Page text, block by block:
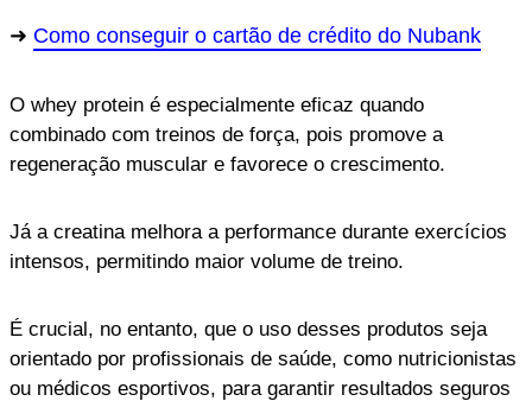
Como conseguir o cartão de crédito do Nubank
O whey protein é especialmente eficaz quando
combinado com treinos de força, pois promove a
regeneração muscular e favorece o crescimento.
Já a creatina melhora a performance durante exercícios
intensos, permitindo maior volume de treino.
É crucial, no entanto, que o uso desses produtos seja
orientado por profissionais de saúde, como nutricionistas
ou médicos esportivos, para garantir resultados seguros